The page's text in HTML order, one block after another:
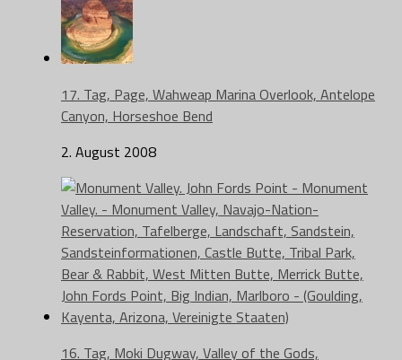
17. Tag, Page, Wahweap Marina Overlook, Antelope
Canyon, Horseshoe Bend
2. August 2008
16. Tag, Moki Dugway, Valley of the Gods,